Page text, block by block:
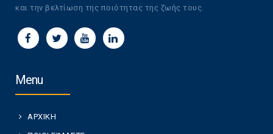
και την βελτίωση της ποιότητας της ζωής τους.
Menu
ΑΡΧΙΚΗ